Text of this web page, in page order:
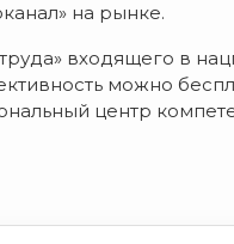
на рынке.
входящего в
можно
центр